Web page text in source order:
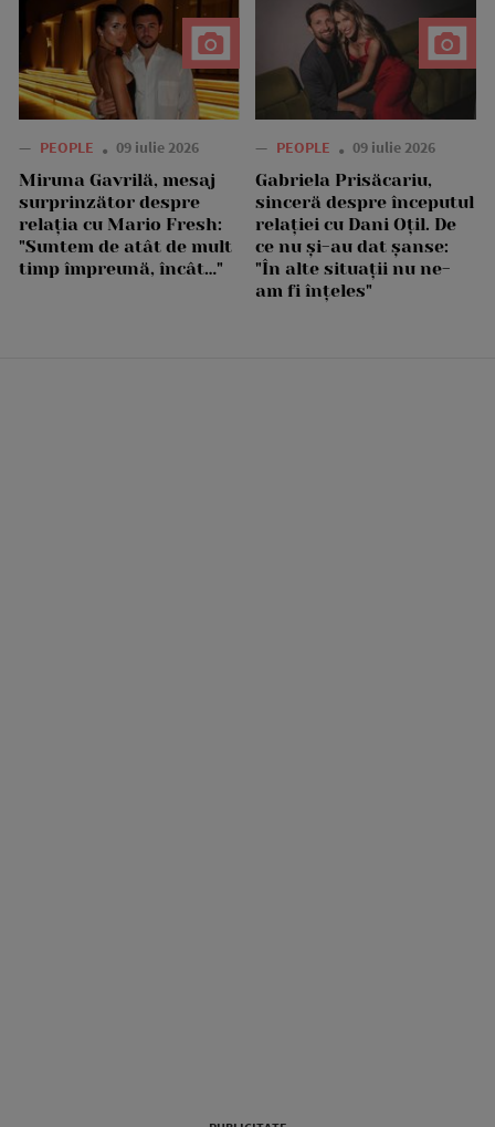
— PEOPLE 09 iulie 2026
Miruna Gavrilă, mesaj
surprinzător despre
relația cu Mario Fresh:
"Suntem de atât de mult
timp împreună, încât…"
— PEOPLE 09 iulie 2026
Gabriela Prisăcariu,
sinceră despre începutul
relației cu Dani Oțil. De
ce nu și-au dat șanse:
"În alte situații nu ne-
am fi înțeles"